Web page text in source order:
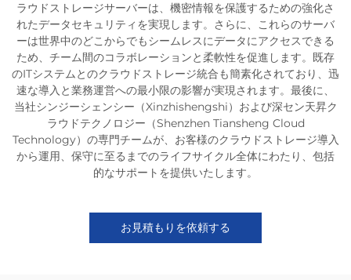
ラウドストレージサーバーは、機密情報を保護するための強化さ
れたデータセキュリティを実現します。さらに、これらのサーバ
ーは世界中のどこからでもシームレスにデータにアクセスできる
ため、チーム間のコラボレーションと柔軟性を促進します。既存
のITシステムとのクラウドストレージ統合も簡素化されており、迅
速な導入と業務運営への最小限の影響が実現されます。最後に、
当社シンジーシェンシー（Xinzhishengshi）および深セン天昇ク
ラウドテクノロジー（Shenzhen Tiansheng Cloud
Technology）の専門チームが、お客様のクラウドストレージ導入
から運用、保守に至るまでのライフサイクル全体にわたり、包括
的なサポートを提供いたします。
お見積もりを依頼する